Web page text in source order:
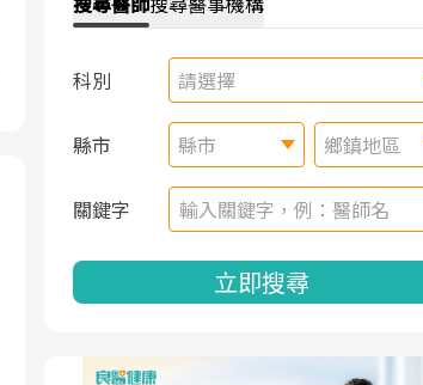
科別 請選擇
縣市 縣市 鄉鎮地區
關鍵字
立即搜尋